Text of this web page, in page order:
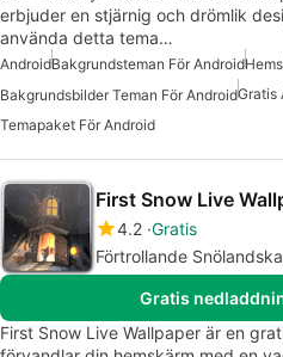
erbjuder en stjärnig och drömlik
använda detta tema…
AndroidBakgrundsteman För Android
Bakgrundsbilder Teman För AndroidGratis
Temapaket För Android
First Snow Live
4.2 Gratis
Förtrollande
Gratis
First Snow Live Wallpaper är en